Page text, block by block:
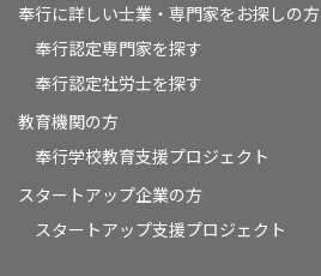
奉行に詳しい士業・専門家をお探しの方
奉行認定専門家を探す
奉行認定社労士を探す
教育機関の方
奉⾏学校教育⽀援プロジェクト
スタートアップ企業の方
スタートアップ支援プロジェクト